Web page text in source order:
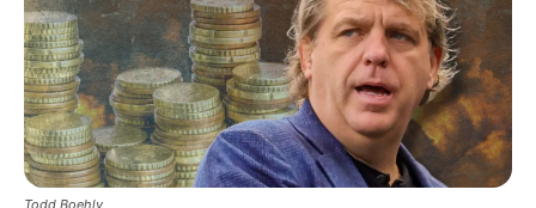
Todd Boehly